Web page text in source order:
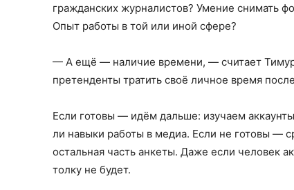
гражданских журналистов? Умение снимать
Опыт работы в той или иной сфере?
— А ещё — наличие времени, — считает
претенденты тратить своё личное время
Если готовы — идём дальше: изучаем
ли навыки работы в медиа. Если не готовы —
остальная часть анкеты. Даже если человек
толку не будет.